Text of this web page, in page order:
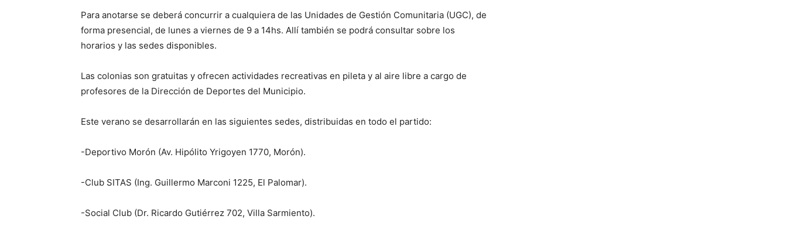
Para anotarse se deberá concurrir a cualquiera de las Unidades de Gestión Comunitaria (UGC), de
forma presencial, de lunes a viernes de 9 a 14hs. Allí también se podrá consultar sobre los
horarios y las sedes disponibles.
Las colonias son gratuitas y ofrecen actividades recreativas en pileta y al aire libre a cargo de
profesores de la Dirección de Deportes del Municipio.
Este verano se desarrollarán en las siguientes sedes, distribuidas en todo el partido:
-Deportivo Morón (Av. Hipólito Yrigoyen 1770, Morón).
-Club SITAS (Ing. Guillermo Marconi 1225, El Palomar).
-Social Club (Dr. Ricardo Gutiérrez 702, Villa Sarmiento).